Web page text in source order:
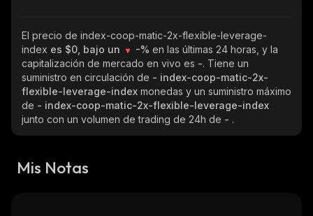
El precio de index-coop-matic-2x-flexible-leverage-
index es $0, bajo un -% en las últimas 24 horas, y la
capitalización de mercado en vivo es -. Tiene un
suministro en circulación de - index-coop-matic-2x-
flexible-leverage-index monedas y un suministro máximo
de - index-coop-matic-2x-flexible-leverage-index
junto con un volumen de trading de 24h de - .
Mis Notas